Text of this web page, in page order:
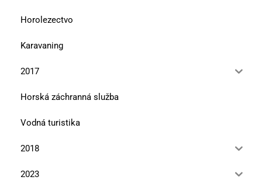
Horolezectvo
Karavaning
2017
Horská záchranná služba
Vodná turistika
2018
2023